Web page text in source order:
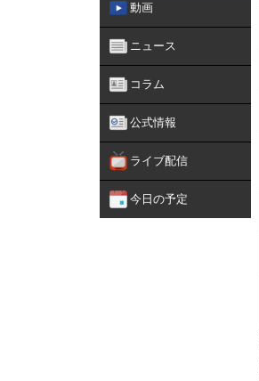
動画
ニュース
コラム
公式情報
ライブ配信
今日の予定